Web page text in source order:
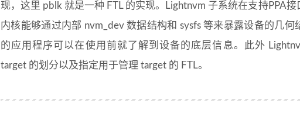
现，这里 pblk 就是一种 FTL 的实现。Lightnvm 子系统在支持PPA
内核能够通过内部 nvm_dev 数据结构和 sysfs 等来暴露设备的几
的应用程序可以在使用前就了解到设备的底层信息。此外
target 的划分以及指定用于管理 target 的 FTL。